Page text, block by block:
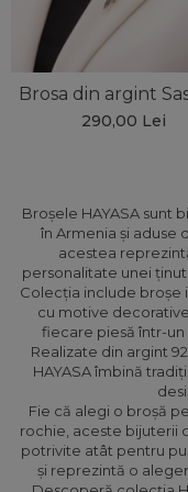
Brosa din argint
290,00 Lei
Broșele HAYASA sunt
în Armenia și aduse
acestea
personalitate unei
Colecția include broșe
cu motive
fiecare piesă într-un
Realizate din argint
HAYASA îmbină
Fie că alegi o broșă
rochie, aceste bijuterii
potrivite atât pentru
și reprezintă o